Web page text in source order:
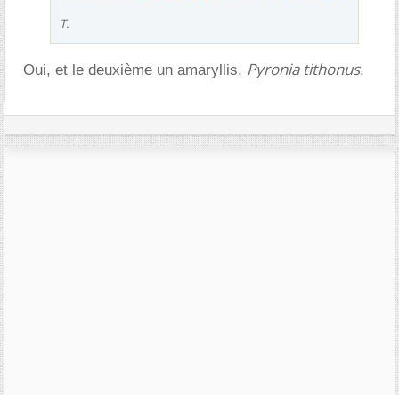
T.
Oui, et le deuxième un amaryllis, Pyronia tithonus.